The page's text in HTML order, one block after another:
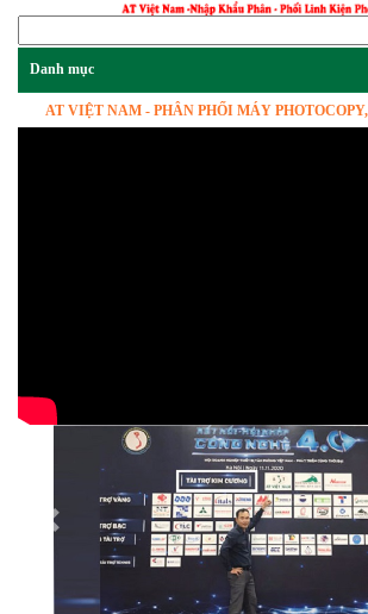
AT VIỆT NAM - PHÂN PHỐI MÁY PHOTOCOPY,
Previous